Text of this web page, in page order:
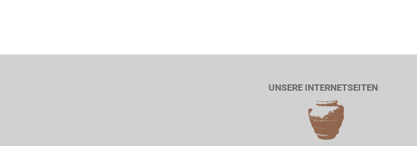
UNSERE INTERNETSEITEN